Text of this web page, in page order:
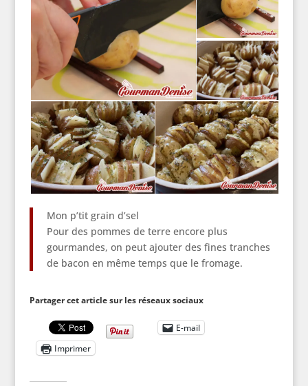
Mon p’tit grain d’sel
Pour des pommes de terre encore plus
gourmandes, on peut ajouter des fines tranches
de bacon en même temps que le fromage.
Partager cet article sur les réseaux sociaux
E-mail
Imprimer